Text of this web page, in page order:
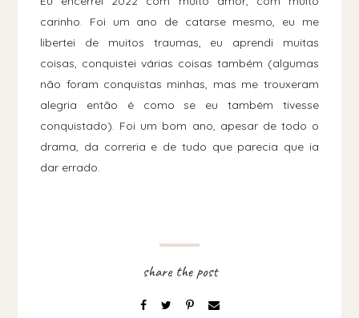
carinho. Foi um ano de catarse mesmo, eu me
libertei de muitos traumas, eu aprendi muitas
coisas, conquistei várias coisas também (algumas
não foram conquistas minhas, mas me trouxeram
alegria então é como se eu também tivesse
conquistado). Foi um bom ano, apesar de todo o
drama, da correria e de tudo que parecia que ia
dar errado.